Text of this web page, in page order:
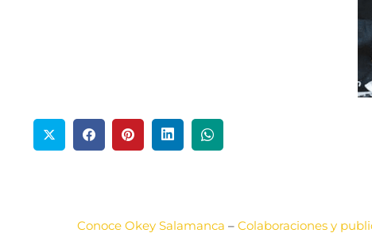
Conoce Okey Salamanca – Colaboraciones y